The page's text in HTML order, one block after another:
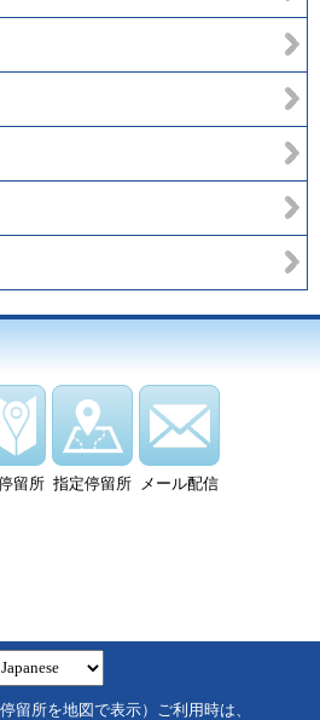
留所 指定停留所 メール配信
留所を地図で表示）ご利用時は、